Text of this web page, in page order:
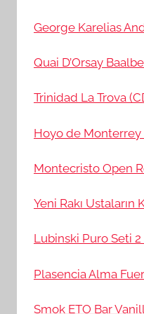
George Karelias
Quai D’Orsay
Trinidad La Trova
Hoyo de Monterrey
Montecristo Open
Yeni Rakı Ustaların
Lubinski Puro Seti 2
Plasencia Alma
Smok ETO Bar